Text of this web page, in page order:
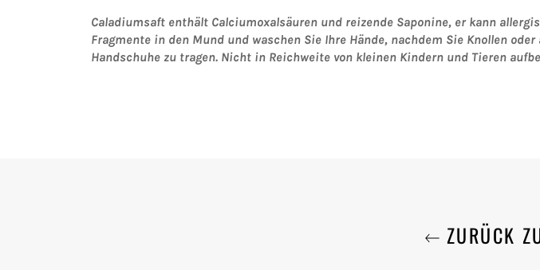
Caladiumsaft enthält Calciumoxalsäuren und reizende Saponine, er kann
Fragmente in den Mund und waschen Sie Ihre Hände, nachdem Sie Knollen
Handschuhe zu tragen. Nicht in Reichweite von kleinen Kindern und Tieren
ZURÜCK